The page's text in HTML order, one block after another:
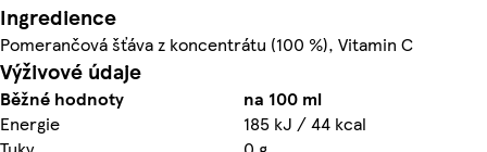
Ingredience
Pomerančová šťáva z koncentrátu (100 %), Vitamin C
Výživové údaje
Běžné hodnoty
na 100 ml
Energie
185 kJ / 44 kcal